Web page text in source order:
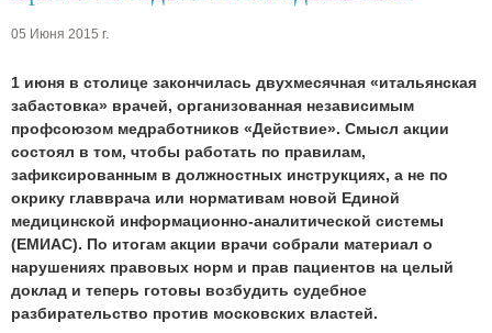
05 Июня 2015 г.
1 июня в столице закончилась двухмесячная «итальянская
забастовка» врачей, организованная независимым
профсоюзом медработников «Действие». Смысл акции
состоял в том, чтобы работать по правилам,
зафиксированным в должностных инструкциях, а не по
окрику главврача или нормативам новой Единой
медицинской информационно-аналитической системы
(ЕМИАС). По итогам акции врачи собрали материал о
нарушениях правовых норм и прав пациентов на целый
доклад и теперь готовы возбудить судебное
разбирательство против московских властей.